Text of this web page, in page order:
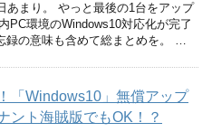
あまり。 やっと最後の1台をアップ
PC環境のWindows10対応化が完了
録の意味も含めて総まとめを。 …
「Windows10」無償アップ
ント海賊版でもOK！？